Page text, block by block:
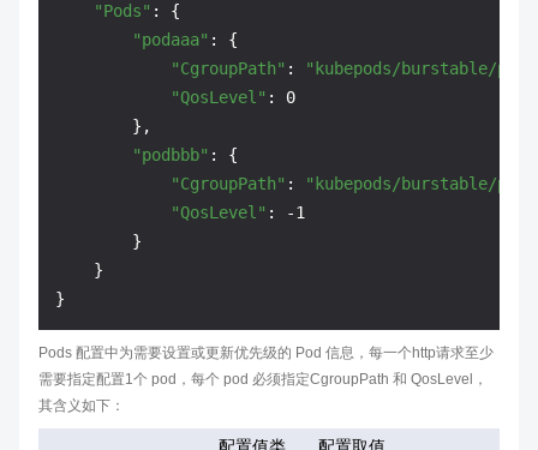
"Pods" : {
"podaaa" : {
"CgroupPath" :
"kubepods/burstable/
"QosLevel" : 0
        },
"podbbb" : {
"CgroupPath" :
"kubepods/burstable/
"QosLevel" : -1
        }
    }
Pods 配置中为需要设置或更新优先级的 Pod 信息，每一个http请求至少
需要指定配置1个 pod，每个 pod 必须指定CgroupPath 和 QosLevel，
其含义如下：